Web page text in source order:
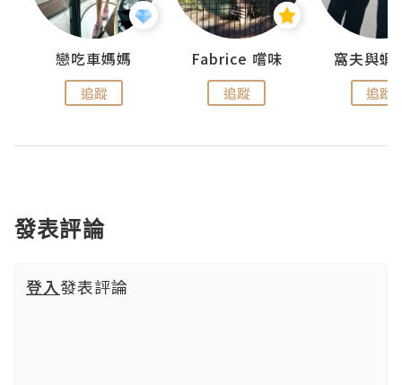
戀吃車媽媽
追蹤
Fabrice 嚐味
追蹤
窩夫與蝦
追蹤
發表評論
登入發表評論